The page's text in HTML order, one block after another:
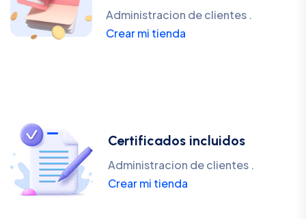
Administracion de clientes .
Crear mi tienda
Certificados incluidos
Administracion de clientes .
Crear mi tienda